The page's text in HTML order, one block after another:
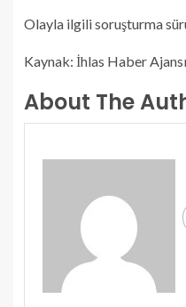
Olayla ilgili soruşturma
Kaynak: İhlas Haber
About The